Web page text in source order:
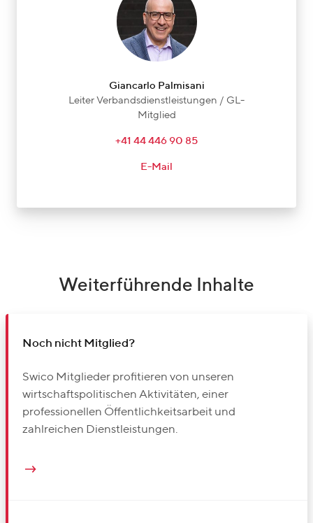
Giancarlo Palmisani
Leiter Verbandsdienstleistungen / GL-
Mitglied
+41 44 446 90 85
E-Mail
Weiterführende Inhalte
Noch nicht Mitglied?
Swico Mitglieder profitieren von unseren
wirtschaftspolitischen Aktivitäten, einer
professionellen Öffentlichkeitsarbeit und
zahlreichen Dienstleistungen.